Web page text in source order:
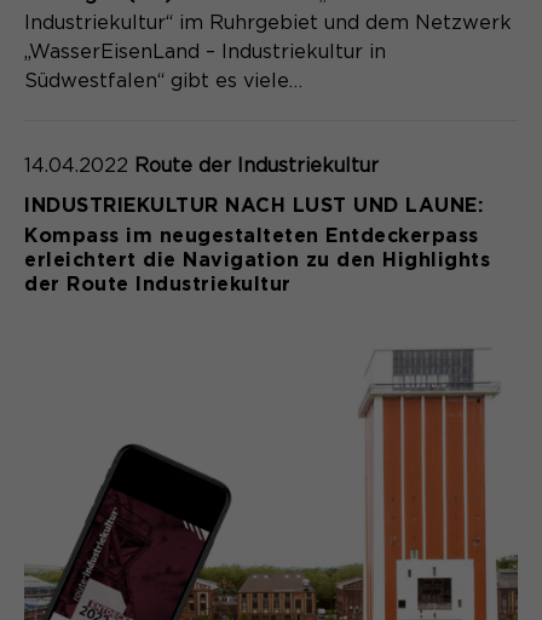
Industriekultur“ im Ruhrgebiet und dem Netzwerk
„WasserEisenLand – Industriekultur in
Südwestfalen“ gibt es viele…
14.04.2022 Route der Industriekultur
INDUSTRIEKULTUR NACH LUST UND LAUNE:
Kompass im neugestalteten Entdeckerpass
erleichtert die Navigation zu den Highlights
der Route Industriekultur